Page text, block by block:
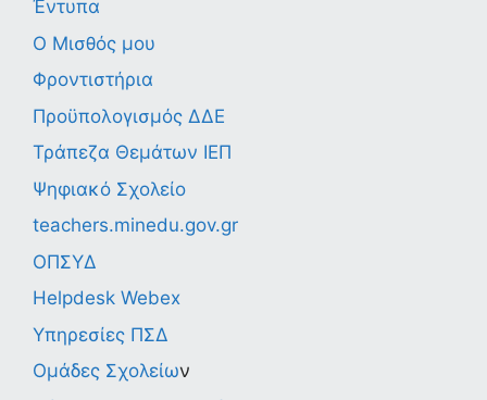
Έντυπα
Ο Μισθός μου
Φροντιστήρια
Προϋπολογισμός ΔΔΕ
Τράπεζα Θεμάτων ΙΕΠ
Ψηφιακό Σχολείο
teachers.minedu.gov.gr
ΟΠΣΥΔ
Helpdesk Webex
Υπηρεσίες ΠΣΔ
Ομάδες Σχολείων